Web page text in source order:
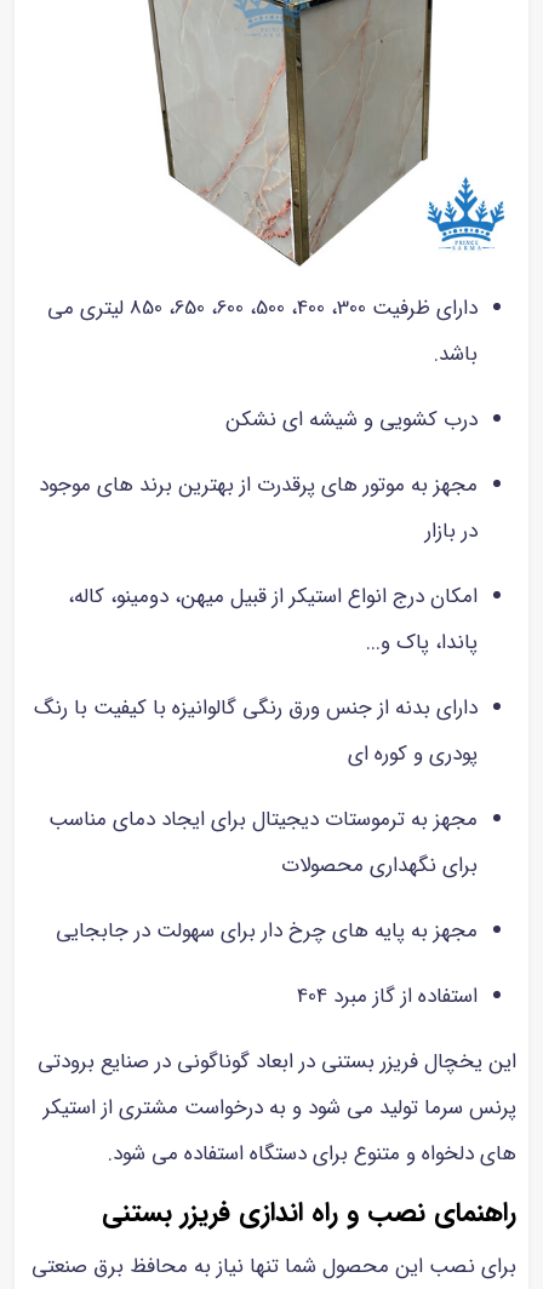
دارای ظرفیت 300، 400، 500، 600، 650، 850 لیتری می
باشد.
درب کشویی و شیشه ای نشکن
مجهز به موتور های پرقدرت از بهترین برند های موجود
در بازار
امکان درج انواع استیکر از قبیل میهن، دومینو، کاله،
پاندا، پاک و...
دارای بدنه از جنس ورق رنگی گالوانیزه با کیفیت با رنگ
پودری و کوره ای
مجهز به ترموستات دیجیتال برای ایجاد دمای مناسب
برای نگهداری محصولات
مجهز به پایه های چرخ دار برای سهولت در جابجایی
استفاده از گاز مبرد 404
این یخچال فریزر بستنی در ابعاد گوناگونی در صنایع برودتی
پرنس سرما تولید می شود و به درخواست مشتری از استیکر
های دلخواه و متنوع برای دستگاه استفاده می شود.
راهنمای نصب و راه اندازی فریزر بستنی
برای نصب این محصول شما تنها نیاز به محافظ برق صنعتی